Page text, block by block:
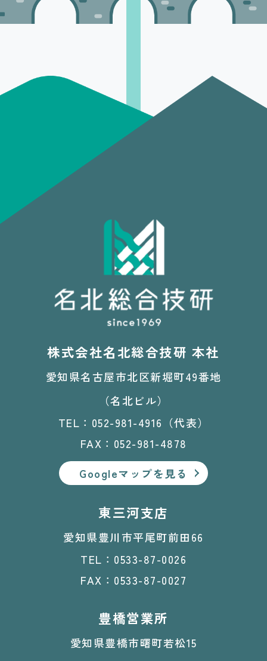
株式会社名北総合技研 本社
愛知県名古屋市北区新堀町49番地
（名北ビル）
TEL：052-981-4916（代表）
FAX：052-981-4878
Googleマップを見る
東三河支店
愛知県豊川市平尾町前田66
TEL：0533-87-0026
FAX：0533-87-0027
豊橋営業所
愛知県豊橋市曙町若松15